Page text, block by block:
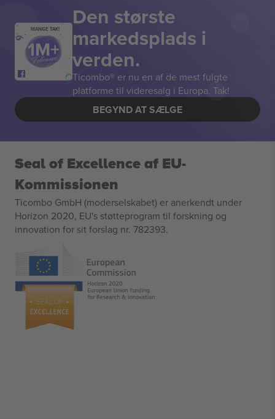
MANGE TAK! Den største
markedsplads i
verden.
Ticombo® er nu en af de mest fulgte
platforme til videresalg i Europa. Tak!
BEGYND AT SÆLGE
Seal of Excellence af EU-
Kommissionen
Ticombo GmbH (moderselskabet) er anerkendt under
Horizon 2020, EU's støtteprogram til forskning og
innovation for sit forslag nr. 782393.